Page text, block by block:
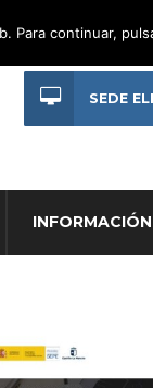
INFORMACIÓN
SEDE
Para continuar,